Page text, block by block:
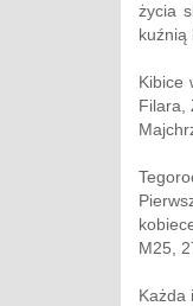
życia
kuźnią
Kibice
Filara,
M25,
Każda